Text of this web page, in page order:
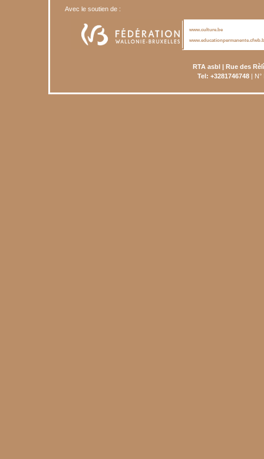
Avec le soutien de :
www.culture.be
RTA asbl | Rue des
Tel: +3281746748| N°